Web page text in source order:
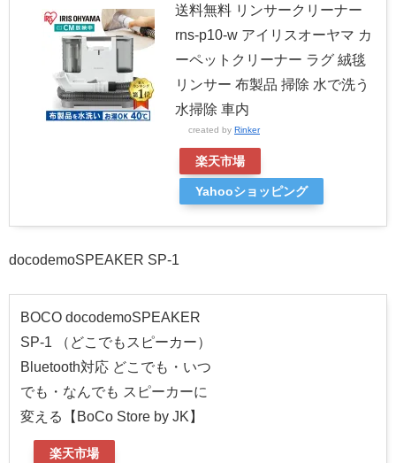
送料無料 リンサークリーナー
rns-p10-w アイリスオーヤマ カ
ーペットクリーナー ラグ 絨毯
リンサー 布製品 掃除 水で洗う
水掃除 車内
created by Rinker
楽天市場
Yahooショッピング
docodemoSPEAKER SP-1
BOCO docodemoSPEAKER
SP-1 （どこでもスピーカー）
Bluetooth対応 どこでも・いつ
でも・なんでも スピーカーに
変える【BoCo Store by JK】
楽天市場